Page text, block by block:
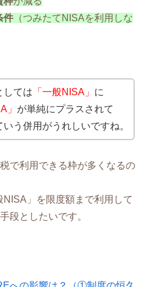
件 （つみたてNISAを利用しな
しては 「一般NISA」 に
」 が単純にプラスされて
う併用がうれしいですね。
で利用できる枠が多くなるの
NISA」を限度額まで利用して
段としたいです。